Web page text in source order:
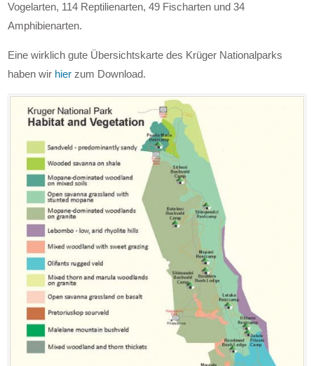
Vogelarten, 114 Reptilienarten, 49 Fischarten und 34
Amphibienarten.
Eine wirklich gute Übersichtskarte des Krüger Nationalparks
haben wir hier zum Download.